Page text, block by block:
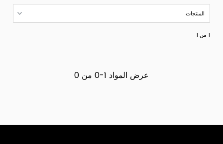
1 من 1
عرض المواد 1-0 من 0